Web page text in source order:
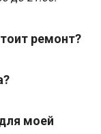
ремонт?
моей